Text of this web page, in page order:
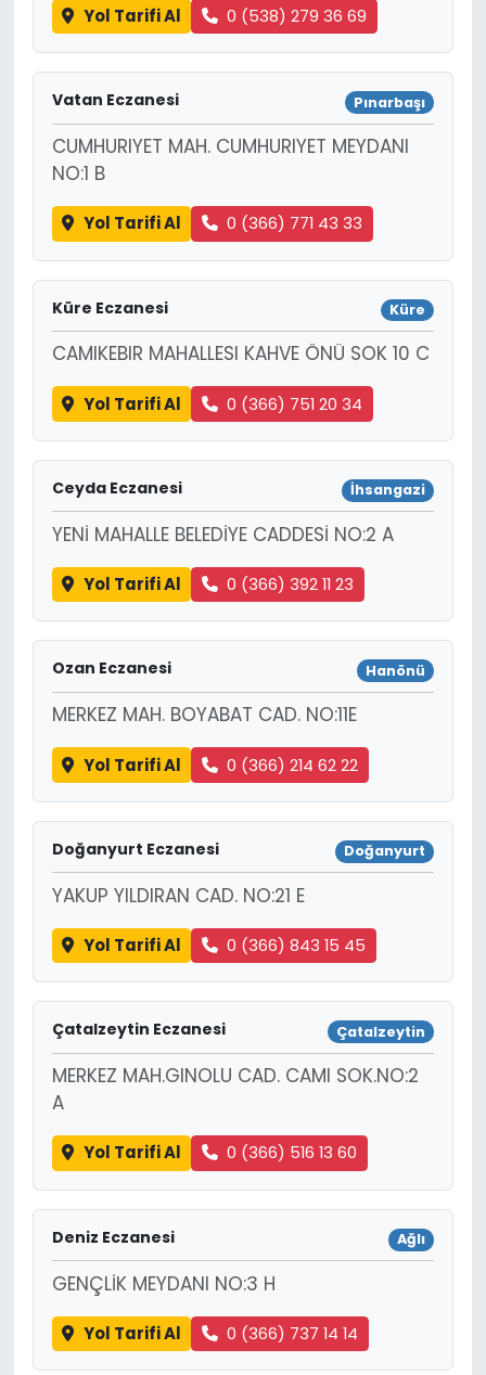
Yol Tarifi Al 0 (538) 279 36 69
Vatan Eczanesi Pınarbaşı
CUMHURIYET MAH. CUMHURIYET MEYDANI
NO:1 B
Yol Tarifi Al 0 (366) 771 43 33
Küre Eczanesi Küre
CAMIKEBIR MAHALLESI KAHVE ÖNÜ SOK 10 C
Yol Tarifi Al 0 (366) 751 20 34
Ceyda Eczanesi İhsangazi
YENİ MAHALLE BELEDİYE CADDESİ NO:2 A
Yol Tarifi Al 0 (366) 392 11 23
Ozan Eczanesi Hanönü
MERKEZ MAH. BOYABAT CAD. NO:11E
Yol Tarifi Al 0 (366) 214 62 22
Doğanyurt Eczanesi Doğanyurt
YAKUP YILDIRAN CAD. NO:21 E
Yol Tarifi Al 0 (366) 843 15 45
Çatalzeytin Eczanesi Çatalzeytin
MERKEZ MAH.GINOLU CAD. CAMI SOK.NO:2
A
Yol Tarifi Al 0 (366) 516 13 60
Deniz Eczanesi Ağlı
GENÇLİK MEYDANI NO:3 H
Yol Tarifi Al 0 (366) 737 14 14